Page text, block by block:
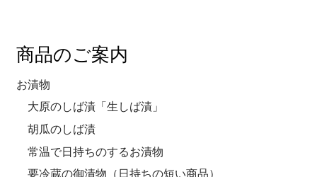
商品のご案内
お漬物
大原のしば漬「生しば漬」
胡瓜のしば漬
常温で日持ちのするお漬物
要冷蔵の御漬物（日持ちの短い商品）